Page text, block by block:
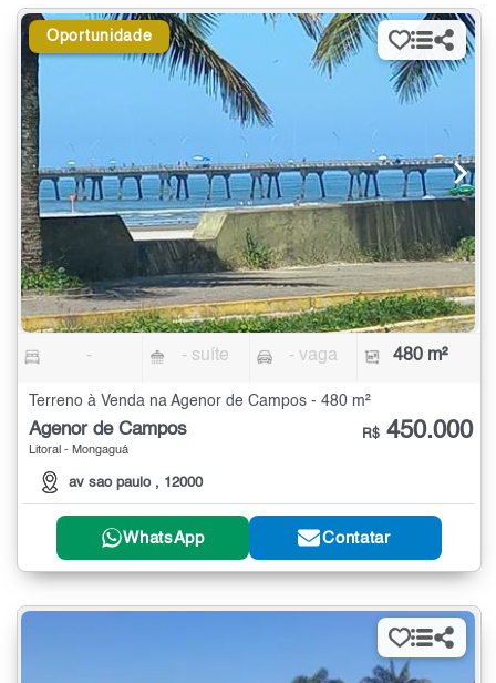
Oportunidade
- - suíte - vaga 480 m²
Terreno à Venda na Agenor de Campos - 480 m²
Agenor de Campos
Litoral - Mongaguá
av sao paulo , 12000
R$ 450.000
WhatsApp Contatar